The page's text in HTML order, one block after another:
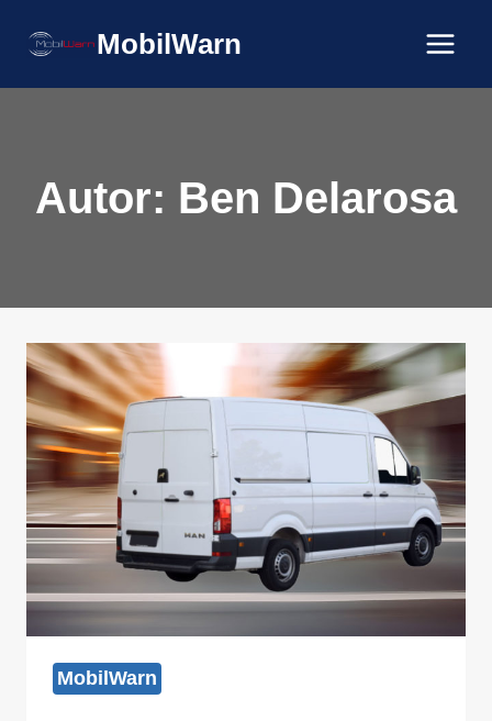
Inhalt
MobilWarn
Autor: Ben Delarosa
MobilWarn